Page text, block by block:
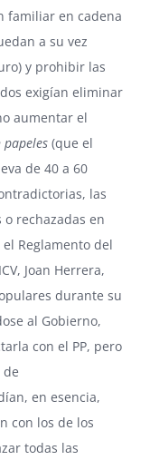
familiar en cadena
a su vez
y prohibir las
exigían eliminar
aumentar el
papeles (que el
de 40 a 60
las
rechazadas en
Reglamento del
Joan Herrera,
durante su
al Gobierno,
con el PP, pero
en esencia,
con los de los
todas las